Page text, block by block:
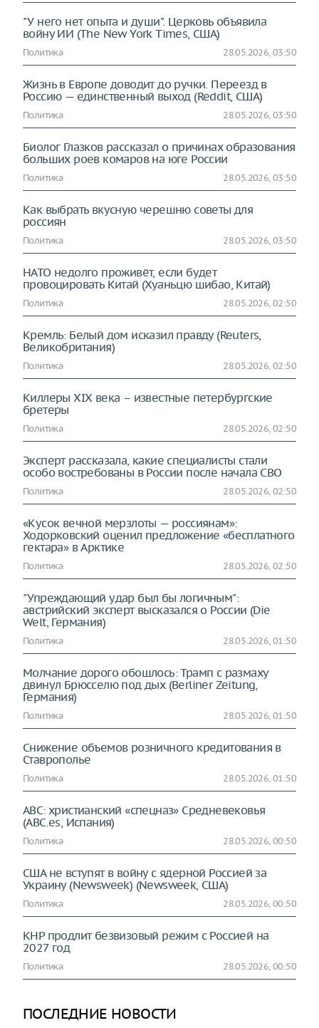
"У него нет опыта и души". Церковь объявила
войну ИИ (The New York Times, США)
Политика 28.05.2026, 03:50
Жизнь в Европе доводит до ручки. Переезд в
Россию — единственный выход (Reddit, США)
Политика 28.05.2026, 03:50
Биолог Глазков рассказал о причинах образования
больших роев комаров на юге России
Политика 28.05.2026, 03:50
Как выбрать вкусную черешню советы для
россиян
Политика 28.05.2026, 03:50
НАТО недолго проживёт, если будет
провоцировать Китай (Хуаньцю шибао, Китай)
Политика 28.05.2026, 02:50
Кремль: Белый дом исказил правду (Reuters,
Великобритания)
Политика 28.05.2026, 02:50
Киллеры XIX века – известные петербургские
бретеры
Политика 28.05.2026, 02:50
Эксперт рассказала, какие специалисты стали
особо востребованы в России после начала СВО
Политика 28.05.2026, 02:50
«Кусок вечной мерзлоты — россиянам»:
Ходорковский оценил предложение «бесплатного
гектара» в Арктике
Политика 28.05.2026, 02:50
"Упреждающий удар был бы логичным":
австрийский эксперт высказался о России (Die
Welt, Германия)
Политика 28.05.2026, 01:50
Молчание дорого обошлось: Трамп с размаху
двинул Брюсселю под дых (Berliner Zeitung,
Германия)
Политика 28.05.2026, 01:50
Снижение объемов розничного кредитования в
Ставрополье
Политика 28.05.2026, 01:50
ABC: христианский «спецназ» Средневековья
(ABC.es, Испания)
Политика 28.05.2026, 00:50
США не вступят в войну с ядерной Россией за
Украину (Newsweek) (Newsweek, США)
Политика 28.05.2026, 00:50
КНР продлит безвизовый режим с Россией на
2027 год
Политика 28.05.2026, 00:50
ПОСЛЕДНИЕ НОВОСТИ